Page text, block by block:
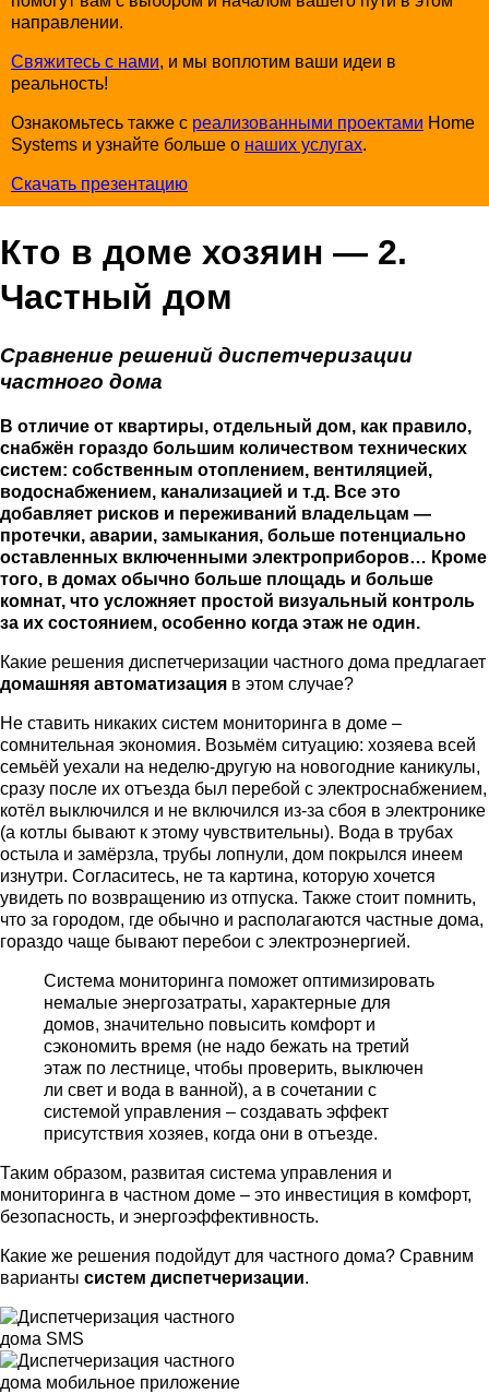
направлении.
Свяжитесь с нами, и мы воплотим ваши идеи в
реальность!
Ознакомьтесь также с реализованными проектами Home
Systems и узнайте больше о наших услугах.
Скачать презентацию
Кто в доме хозяин — 2.
Частный дом
Сравнение решений диспетчеризации
частного дома
В отличие от квартиры, отдельный дом, как правило,
снабжён гораздо большим количеством технических
систем: собственным отоплением, вентиляцией,
водоснабжением, канализацией и т.д. Все это
добавляет рисков и переживаний владельцам —
протечки, аварии, замыкания, больше потенциально
оставленных включенными электроприборов… Кроме
того, в домах обычно больше площадь и больше
комнат, что усложняет простой визуальный контроль
за их состоянием, особенно когда этаж не один.
Какие решения диспетчеризации частного дома предлагает
домашняя автоматизация в этом случае?
Не ставить никаких систем мониторинга в доме –
сомнительная экономия. Возьмём ситуацию: хозяева всей
семьёй уехали на неделю-другую на новогодние каникулы,
сразу после их отъезда был перебой с электроснабжением,
котёл выключился и не включился из-за сбоя в электронике
(а котлы бывают к этому чувствительны). Вода в трубах
остыла и замёрзла, трубы лопнули, дом покрылся инеем
изнутри. Согласитесь, не та картина, которую хочется
увидеть по возвращению из отпуска. Также стоит помнить,
что за городом, где обычно и располагаются частные дома,
гораздо чаще бывают перебои с электроэнергией.
Система мониторинга поможет оптимизировать
немалые энергозатраты, характерные для
домов, значительно повысить комфорт и
сэкономить время (не надо бежать на третий
этаж по лестнице, чтобы проверить, выключен
ли свет и вода в ванной), а в сочетании с
системой управления – создавать эффект
присутствия хозяев, когда они в отъезде.
Таким образом, развитая система управления и
мониторинга в частном доме – это инвестиция в комфорт,
безопасность, и энергоэффективность.
Какие же решения подойдут для частного дома? Сравним
варианты систем диспетчеризации.